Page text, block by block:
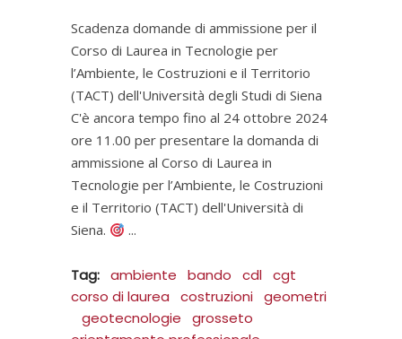
Scadenza domande di ammissione per il
Corso di Laurea in Tecnologie per
l’Ambiente, le Costruzioni e il Territorio
(TACT) dell'Università degli Studi di Siena
C'è ancora tempo fino al 24 ottobre 2024
ore 11.00 per presentare la domanda di
ammissione al Corso di Laurea in
Tecnologie per l’Ambiente, le Costruzioni
e il Territorio (TACT) dell'Università di
Siena.
Tag: ambiente bando cdl cgt
corso di laurea
costruzioni geometri
geotecnologie
grosseto